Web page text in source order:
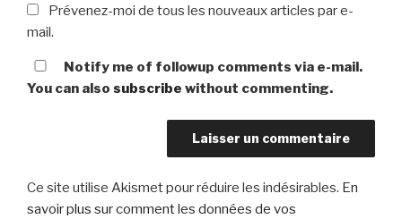
Prévenez-moi de tous les nouveaux articles par e-
mail.
Notify me of followup comments via e-mail.
You can also subscribe without commenting.
Ce site utilise Akismet pour réduire les indésirables. En
savoir plus sur comment les données de vos